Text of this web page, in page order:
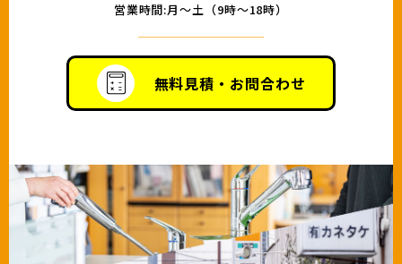
営業時間:月〜土（9時〜18時）
無料見積・お問合わせ